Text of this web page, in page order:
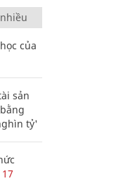
của
sản
tỷ'
17